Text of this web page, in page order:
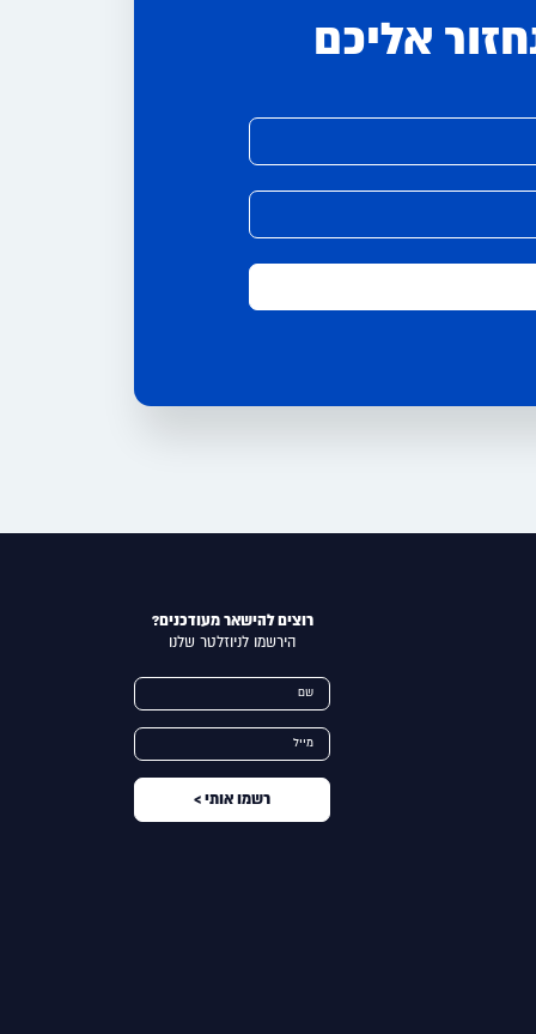
אליכם
רוצים להישאר מעודכנים?
הירשמו לניוזלטר שלנו
שם
מייל
Alternative: